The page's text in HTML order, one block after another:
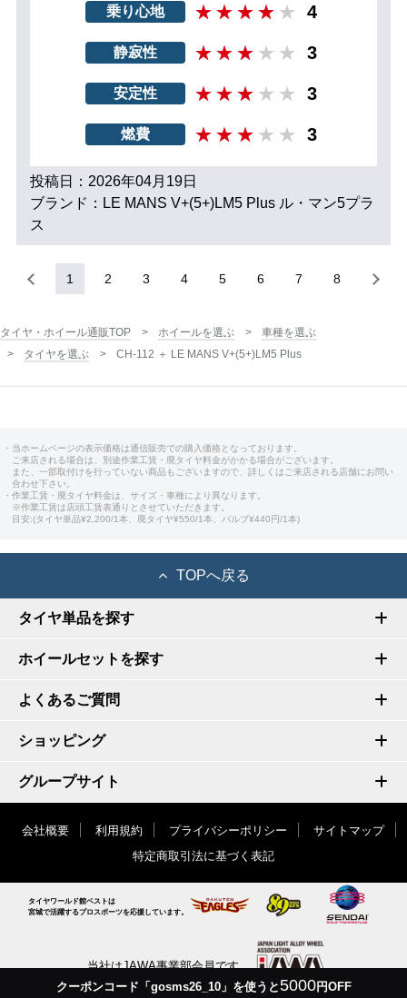
乗り心地 4
静寂性 3
安定性 3
燃費 3
投稿日：2026年04月19日
ブランド：LE MANS V+(5+)LM5 Plus ル・マン5プラ
ス
1 2 3 4 5 6 7 8
クーポンコード「gosms26_10」を使うと5000円OFF
タイヤ・ホイール通販TOP ホイールを選ぶ
車種を選ぶ
タイヤを選ぶ
CH-112 ＋ LE MANS V+(5+)LM5 Plus
・当ホームページの表示価格は通信販売での購入価格となっております。
ご来店される場合は、別途作業工賃・廃タイヤ料金がかかる場合がございます。
また、一部取付けを行っていない商品もございますので、詳しくはご来店される店舗にお問い
合わせ下さい。
・作業工賃・廃タイヤ料金は、サイズ・車種により異なります。
※作業工賃は店頭工賃表通りとさせていただきます。
目安:(タイヤ単品¥2,200/1本、廃タイヤ¥550/1本、バルブ¥440円/1本)
TOPへ戻る
タイヤ単品を探す
ホイールセットを探す
よくあるご質問
ショッピング
グループサイト
会社概要 利用規約 プライバシーポリシー
サイトマップ
特定商取引法に基づく表記
タイヤワールド館ベストは
宮城で活躍するプロスポーツを応援しています。
当社はJAWA事業部会員です